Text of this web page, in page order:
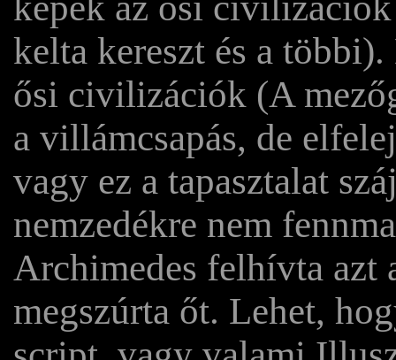
kelta kereszt és a
ősi civilizációk (A
a villámcsapás, de
vagy ez a tapasztalat
nemzedékre nem
Archimedes felhívta
megszúrta őt. Lehet,